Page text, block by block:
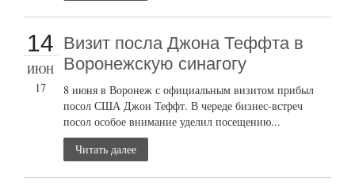
14
ИЮН
17
Визит посла Джона Теффта в
Воронежскую синагогу
8 июня в Воронеж с официальным визитом прибыл
посол США Джон Теффт. В череде бизнес-встреч
посол особое внимание уделил посещению...
Читать далее